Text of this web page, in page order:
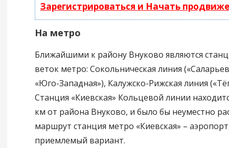
Зарегистрироваться и Начать
На метро
Ближайшими к району Внуково являются
веток метро: Сокольническая линия
«Юго-Западная»), Калужско-Рижская линия
Станция «Киевская» Кольцевой линии
км от района Внуково, и было бы неуместно
маршрут станция метро «Киевская» –
приемлемый вариант.